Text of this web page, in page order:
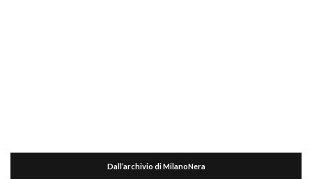
Dall’archivio di MilanoNera